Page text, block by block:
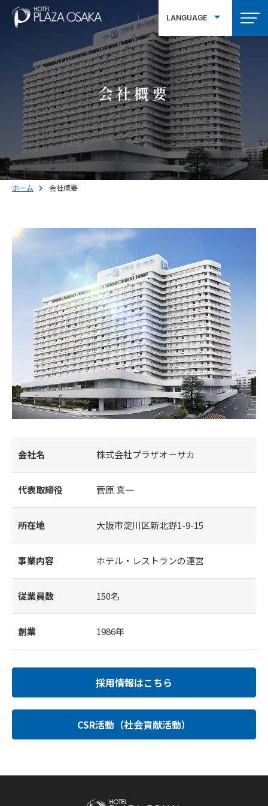
LANGUAGE
繁體中文
会社概要
ホーム 会社概要
会社名 株式会社プラザオーサカ
代表取締役 菅原 真一
所在地 大阪市淀川区新北野1-9-15
事業内容 ホテル・レストランの運営
従業員数 150名
創業 1986年
採用情報はこちら
CSR活動（社会貢献活動）